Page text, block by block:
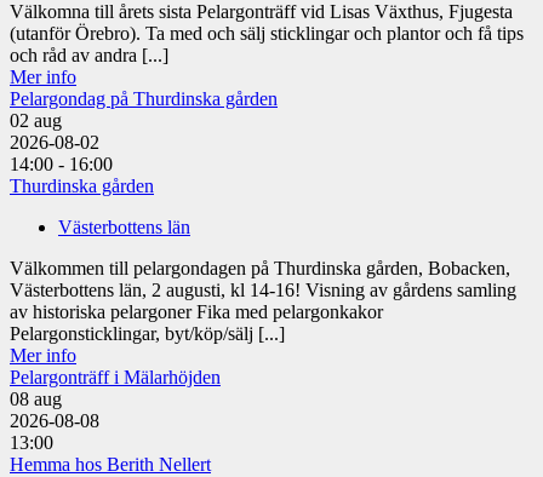
Välkomna till årets sista Pelargonträff vid Lisas Växthus, Fjugesta
(utanför Örebro). Ta med och sälj sticklingar och plantor och få tips
och råd av andra [...]
Mer info
Pelargondag på Thurdinska gården
02 aug
2026-08-02
14:00 - 16:00
Thurdinska gården
Västerbottens län
Välkommen till pelargondagen på Thurdinska gården, Bobacken,
Västerbottens län, 2 augusti, kl 14-16! Visning av gårdens samling
av historiska pelargoner Fika med pelargonkakor
Pelargonsticklingar, byt/köp/sälj [...]
Mer info
Pelargonträff i Mälarhöjden
08 aug
2026-08-08
13:00
Hemma hos Berith Nellert